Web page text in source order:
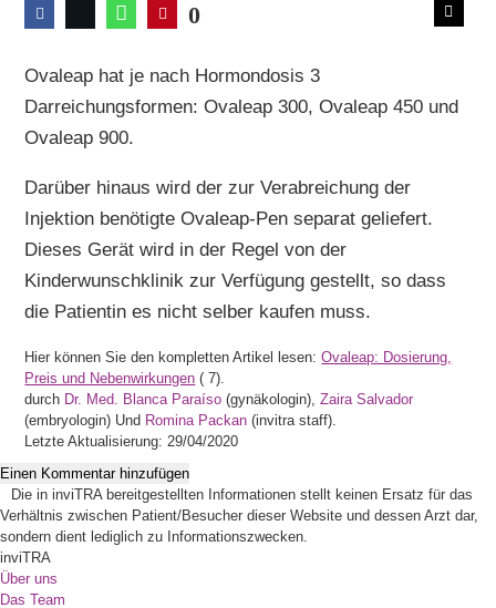
0
Ovaleap hat je nach Hormondosis 3
Darreichungsformen: Ovaleap 300, Ovaleap 450 und
Ovaleap 900.
Darüber hinaus wird der zur Verabreichung der
Injektion benötigte Ovaleap-Pen separat geliefert.
Dieses Gerät wird in der Regel von der
Kinderwunschklinik zur Verfügung gestellt, so dass
die Patientin es nicht selber kaufen muss.
Hier können Sie den kompletten Artikel lesen:Ovaleap: Dosierung,
Preis und Nebenwirkungen ( 7).
durch Dr. Med. Blanca Paraíso (gynäkologin),Zaira Salvador
(embryologin) Und Romina Packan (invitra staff).
Letzte Aktualisierung: 29/04/2020
Einen Kommentar hinzufügen
Die in inviTRA bereitgestellten Informationen stellt keinen Ersatz für das
Verhältnis zwischen Patient/Besucher dieser Website und dessen Arzt dar,
sondern dient lediglich zu Informationszwecken.
inviTRA
Über uns
Das Team